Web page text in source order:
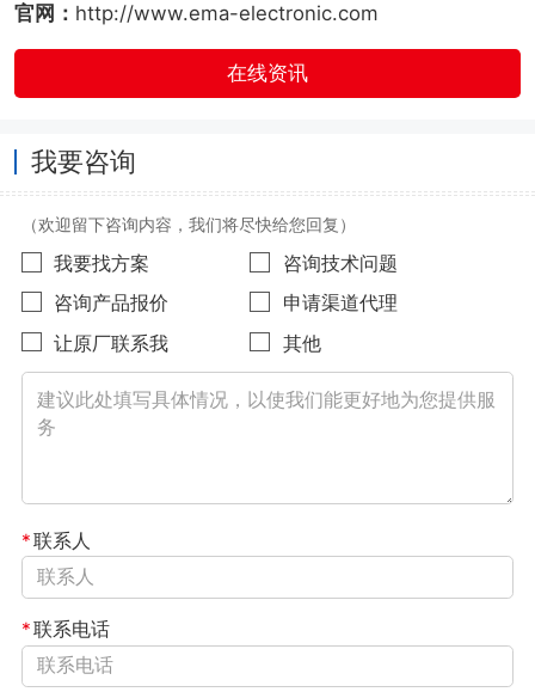
官网： http://www.ema-electronic.com
在线资讯
我要咨询
（欢迎留下咨询内容，我们将尽快给您回复）
我要找方案
咨询技术问题
咨询产品报价
申请渠道代理
让原厂联系我
其他
*联系人
*联系电话